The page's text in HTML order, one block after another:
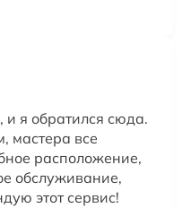
и я обратился сюда.
мастера все
расположение,
обслуживание,
этот сервис!